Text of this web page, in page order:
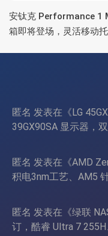
安钛克 Performance 1
箱即将登场，灵活移动托
匿名 发表在《LG
39GX90SA 显示器，
匿名 发表在《AMD
积电3nm工艺、AM5
匿名 发表在《绿联
订，酷睿 Ultra 7